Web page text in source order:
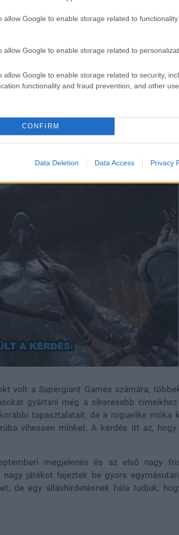
allow Google to enable storage related to
allow Google to enable storage related to
allow Google to enable storage related to security,
functionality and fraud prevention, and other
CONFIRM
Data Deletion Data Access Privacy
Hades II fejlesztői?
Valószínűleg egyik sem, de
volt a Supergiant Games számára,
gyártani még a sikeresebb
tapasztalatait, de a roguelike móka
vihessen minket. A kérdés itt az,
megjelenés és az első nagy
játékot fejeztek be gyors
de egy álláshirdetésnek hála tudjuk,